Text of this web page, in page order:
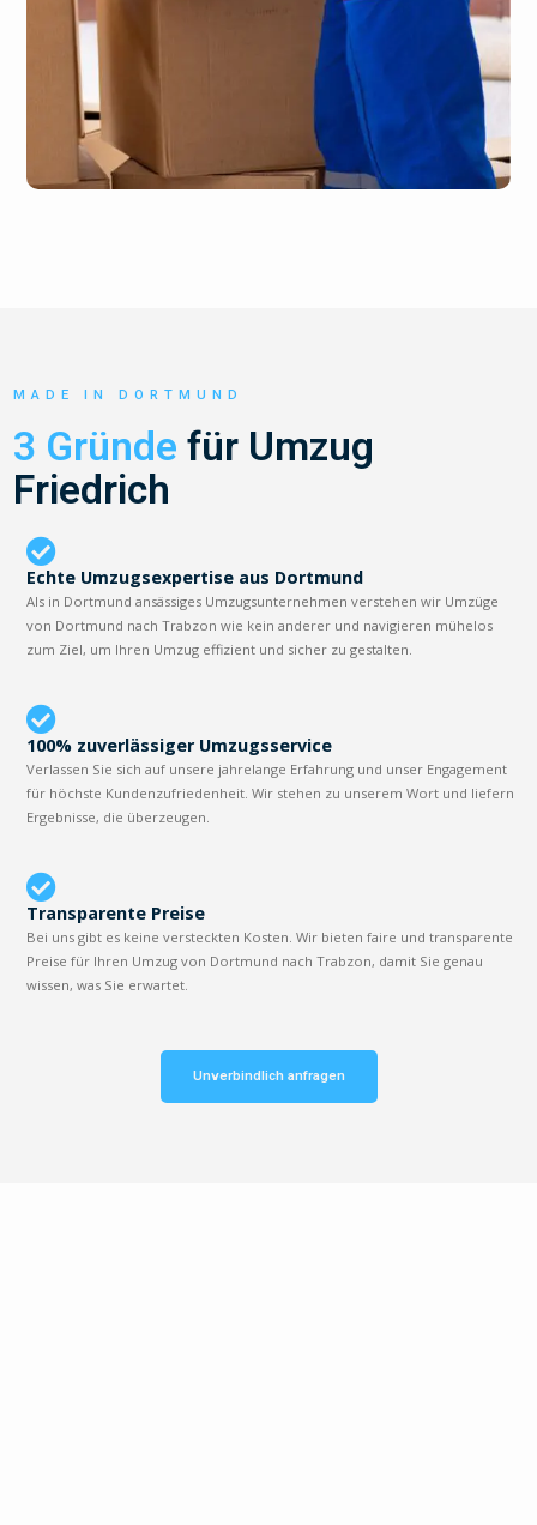
MADE IN DORTMUND
3 Gründe für Umzug
Friedrich
Echte Umzugsexpertise aus Dortmund
Als in Dortmund ansässiges Umzugsunternehmen verstehen wir Umzüge
von Dortmund nach Trabzon wie kein anderer und navigieren mühelos
zum Ziel, um Ihren Umzug effizient und sicher zu gestalten.
100% zuverlässiger Umzugsservice
Verlassen Sie sich auf unsere jahrelange Erfahrung und unser Engagement
für höchste Kundenzufriedenheit. Wir stehen zu unserem Wort und liefern
Ergebnisse, die überzeugen.
Transparente Preise
Bei uns gibt es keine versteckten Kosten. Wir bieten faire und transparente
Preise für Ihren Umzug von Dortmund nach Trabzon, damit Sie genau
wissen, was Sie erwartet.
Unverbindlich anfragen